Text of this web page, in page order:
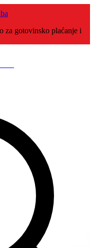
za gotovinsko plaćanje i